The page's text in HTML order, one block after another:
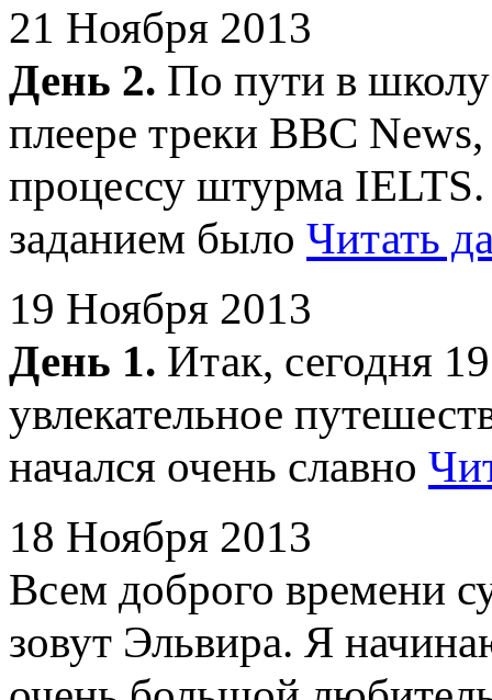
21 Ноября 2013
День 2. По пути в
плеере треки BBC
процессу штурма
заданием было Читать
19 Ноября 2013
День 1. Итак, сегодня
увлекательное
начался очень славно
18 Ноября 2013
Всем доброго времени
зовут Эльвира. Я